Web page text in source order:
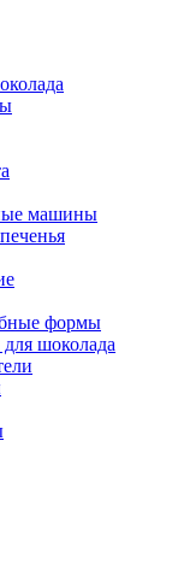
машины
формы
шоколада